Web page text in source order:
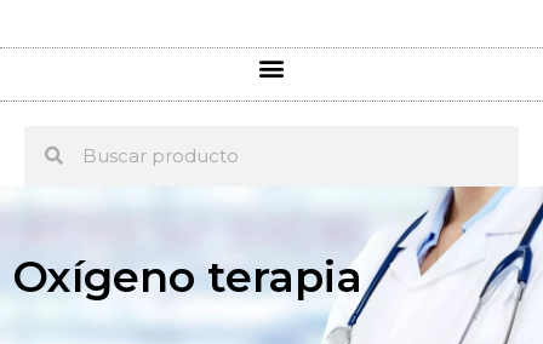
Oxígeno terapia